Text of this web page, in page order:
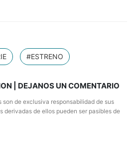
#ESTRENO
| DEJANOS UN COMENTARIO
de exclusiva responsabilidad de sus
derivadas de ellos pueden ser pasibles de